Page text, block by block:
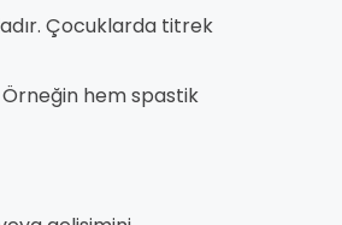
Çocuklarda titrek
hem spastik